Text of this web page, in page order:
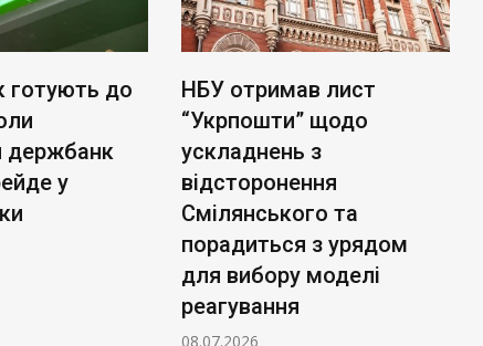
готують до
держбанк
у
НБУ отримав лист
“Укрпошти” щодо
ускладнень з
відсторонення
Смілянського та
порадиться з урядом
для вибору моделі
реагування
08.07.2026